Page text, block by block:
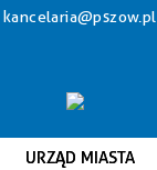
kancelaria@pszow.pl
URZĄD MIASTA